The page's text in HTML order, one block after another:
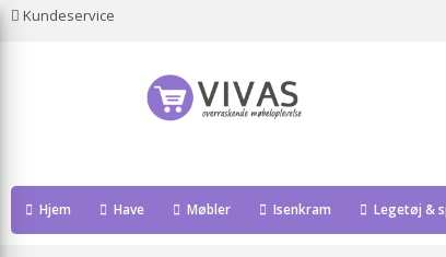
Kundeservice
Hjem Have Møbler Isenkram Legetøj &